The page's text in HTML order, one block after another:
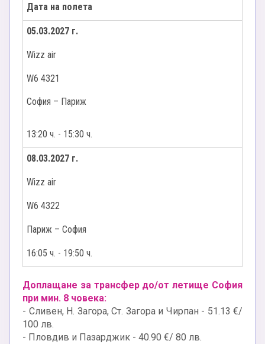
на мероприятията по програмата.
Дата на полета
05.03.2027 г.
Wizz air
W6 4321
София – Париж
13:20 ч. - 15:30 ч.
08.03.2027 г.
Wizz air
W6 4322
Париж – София
16:05 ч. - 19:50 ч.
Доплащане за трансфер до/от летище София
при мин. 8 човека:
- Сливен, Н. Загора, Ст. Загора и Чирпан - 51.13 €/
100 лв.
- Пловдив и Пазарджик - 40.90 €/ 80 лв.